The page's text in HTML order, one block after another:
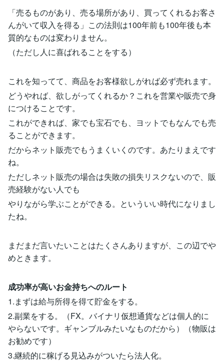
「売るものがあり、売る場所があり、買ってくれるお客さ
んがいて収入を得る」この法則は100年前も100年後も本
質的なものは変わりません。
（ただし人に喜ばれることをする）
これを知ってて、商品をお客様欲しがれば必ず売れます。
どうやれば、欲しがってくれるか？これを営業や販売で身
につけることです。
これができれば、家でも宝石でも、ヨットでもなんでも売
ることができます。
だからネット販売でもうまくいくのです。あたりまえです
ね。
ただしネット販売の場合は失敗の損失リスクないので、販
売経験がない人でも
やりながら学ぶことができる。といういい時代になりまし
たね。
まだまだ言いたいことはたくさんありますが、この辺でや
めときます。
成功率が高いお金持ちへのルート
1.まずは給与所得を得て貯金をする。
2.副業をする。（FX。バイナリ仮想通貨などは個人的に
やらないです。ギャンブルみたいなものだから）（物販は
お勧めです）
3.継続的に稼げる見込みがついたら法人化。